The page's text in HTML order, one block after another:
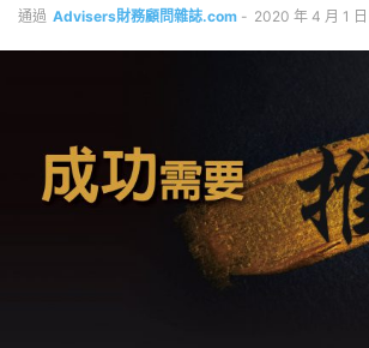
通過 Advisers財務顧問雜誌.com - 2020 年 4 月 1 日